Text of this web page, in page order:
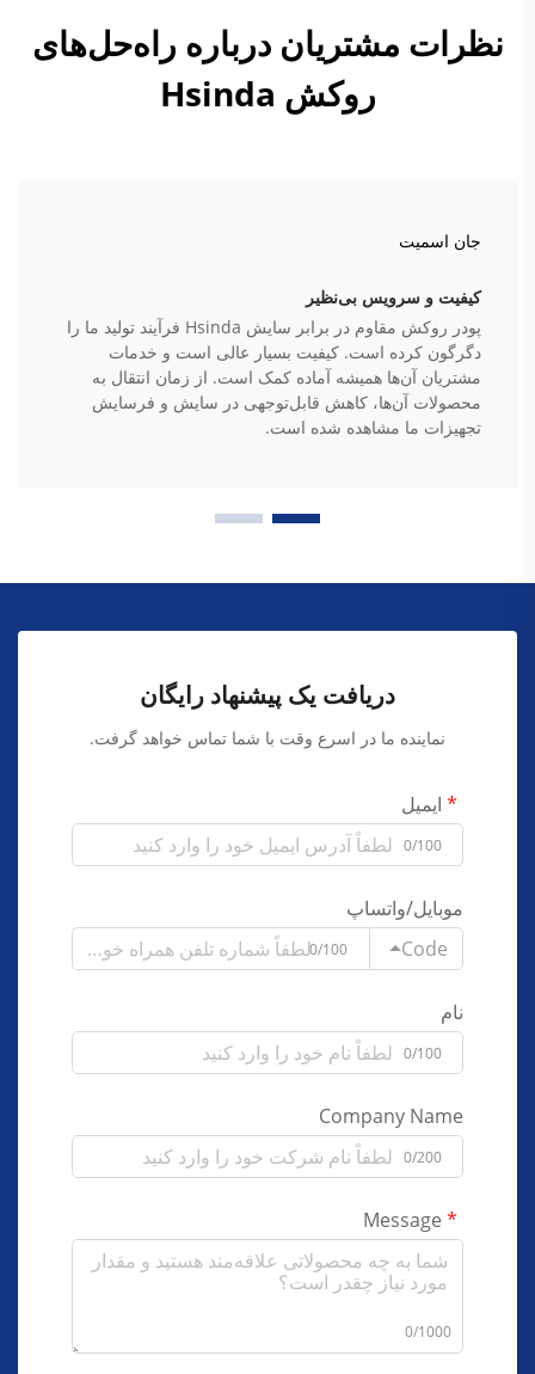
نظرات مشتریان درباره راه‌حل‌های
روکش Hsinda
جان اسمیت
کیفیت و سرویس بی‌نظیر
پودر روکش مقاوم در برابر سایش Hsinda فرآیند تولید ما را
دگرگون کرده است. کیفیت بسیار عالی است و خدمات
مشتریان آن‌ها همیشه آماده کمک است. از زمان انتقال به
محصولات آن‌ها، کاهش قابل‌توجهی در سایش و فرسایش
تجهیزات ما مشاهده شده است.
دریافت یک پیشنهاد رایگان
نماینده ما در اسرع وقت با شما تماس خواهد گرفت.
ایمیل
0/100
موبایل/واتساپ
Code
0/100
نام
0/100
Company Name
0/200
0/1000